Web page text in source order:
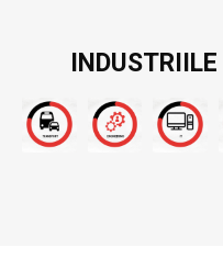
INDUSTRIILE